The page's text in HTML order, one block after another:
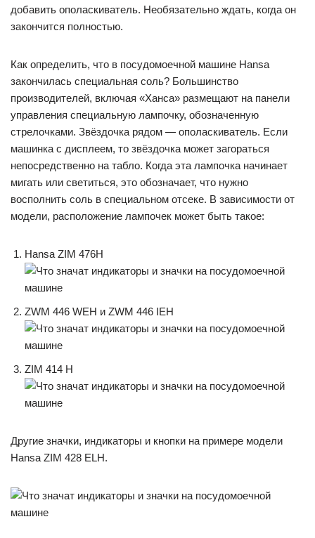
добавить ополаскиватель. Необязательно ждать, когда он
закончится полностью.
Как определить, что в посудомоечной машине Hansa
закончилась специальная соль? Большинство
производителей, включая «Ханса» размещают на панели
управления специальную лампочку, обозначенную
стрелочками. Звёздочка рядом — ополаскиватель. Если
машинка с дисплеем, то звёздочка может загораться
непосредственно на табло. Когда эта лампочка начинает
мигать или светиться, это обозначает, что нужно
восполнить соль в специальном отсеке. В зависимости от
модели, расположение лампочек может быть такое:
Hansa ZIM 476H
ZWM 446 WEH и ZWM 446 IEH
ZIM 414 H
Другие значки, индикаторы и кнопки на примере модели
Hansa ZIM 428 ELH.